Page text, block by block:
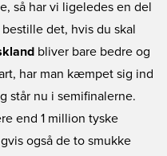
så har vi ligeledes en del
det, hvis du skal
bliver bare bedre og
har man kæmpet sig ind
står nu i semifinalerne.
end 1 million tyske
også de to smukke